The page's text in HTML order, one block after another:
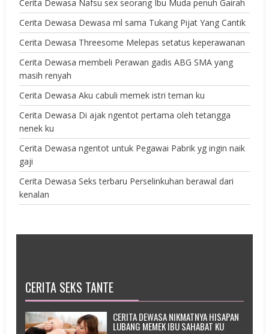
Cerita Dewasa Nafsu sex seorang Ibu Muda penuh Gairah
Cerita Dewasa Dewasa ml sama Tukang Pijat Yang Cantik
Cerita Dewasa Threesome Melepas setatus keperawanan
Cerita Dewasa membeli Perawan gadis ABG SMA yang
masih renyah
Cerita Dewasa Aku cabuli memek istri teman ku
Cerita Dewasa Di ajak ngentot pertama oleh tetangga
nenek ku
Cerita Dewasa ngentot untuk Pegawai Pabrik yg ingin naik
gaji
Cerita Dewasa Seks terbaru Perselinkuhan berawal dari
kenalan
CERITA SEKS TANTE
CERITA DEWASA NIKMATNYA HISAPAN
LUBANG MEMEK IBU SAHABAT KU